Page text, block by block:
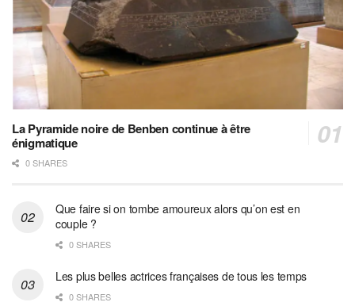
La Pyramide noire de Benben continue à être
énigmatique
0 SHARES
Que faire si on tombe amoureux alors qu’on est en
couple ?
0 SHARES
Les plus belles actrices françaises de tous les temps
0 SHARES